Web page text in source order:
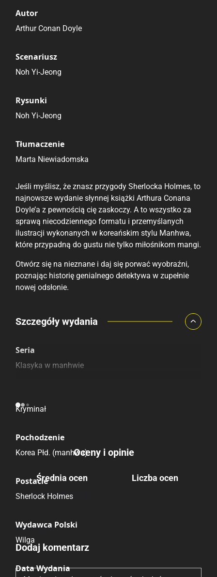
Autor
Arthur Conan Doyle
Scenariusz
Noh Yi-Jeong
Rysunki
Noh Yi-Jeong
Tłumaczenie
Marta Niewiadomska
Jeśli myślisz, że znasz przygody Sherlocka Holmes, to
najnowsze wydanie słynnej książki Arthura Conana
Doyle’a z pewnością cię zaskoczy. A to wszystko za
sprawą niecodziennego formatu i przemyślanych
ilustracji wykonanych w koreańskim stylu Manhwa,
które przypadną do gustu nie tylko miłośnikom mangi.
Otwórz się na nieznane i daj się porwać wyobraźni,
poznając historię genialnego detektywa w zupełnie
nowej odsłonie.
Porównaj ceny
Szczegóły wydania
Seria
Klasyka w manhwie
Kryminał
Pochodzenie
Korea Płd. (manhwa)
Postacie
Sherlock Holmes
Wydawca Polski
Wilga
Data Wydania
Oceny i opinie
Średnia ocen
Brak głosów
Liczba ocen
Brak opinii.
Dodaj komentarz